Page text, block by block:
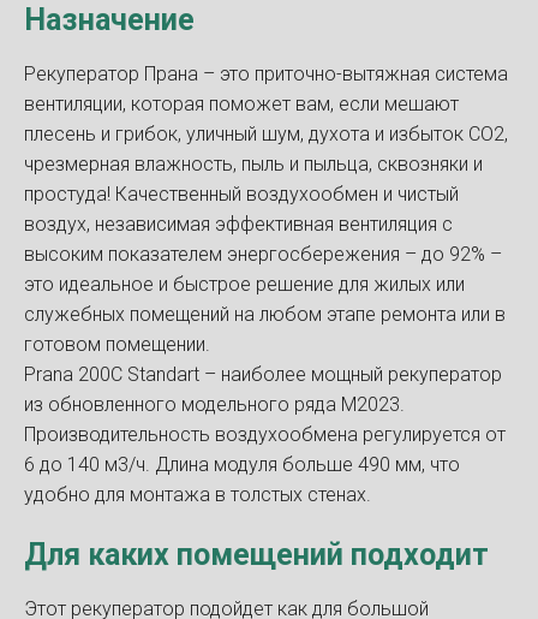
Назначение
Рекуператор Прана – это приточно-вытяжная система
вентиляции, которая поможет вам, если мешают
плесень и грибок, уличный шум, духота и избыток СО2,
чрезмерная влажность, пыль и пыльца, сквозняки и
простуда! Качественный воздухообмен и чистый
воздух, независимая эффективная вентиляция с
высоким показателем энергосбережения – до 92% –
это идеальное и быстрое решение для жилых или
служебных помещений на любом этапе ремонта или в
готовом помещении.
Prana 200С Standart – наиболее мощный рекуператор
из обновленного модельного ряда M2023.
Производительность воздухообмена регулируется от
6 до 140 м3/ч. Длина модуля больше 490 мм, что
удобно для монтажа в толстых стенах.
Для каких помещений подходит
Этот рекуператор подойдет как для большой